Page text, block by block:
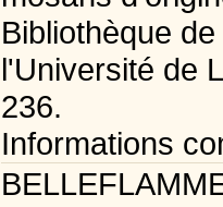
Bibliothèque
l'Université de
236.
Informations